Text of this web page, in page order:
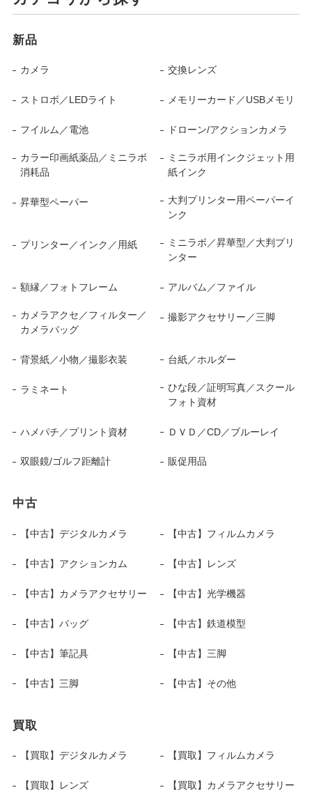
新品
カメラ 交換レンズ
ストロボ／LEDライト メモリーカード／USBメモリ
フイルム／電池 ドローン/アクションカメラ
カラー印画紙薬品／ミニラボ
消耗品
ミニラボ用インクジェット用
紙インク
昇華型ペーパー
大判プリンター用ペーパーイ
ンク
プリンター／インク／用紙
ミニラボ／昇華型／大判プリ
ンター
額縁／フォトフレーム アルバム／ファイル
カメラアクセ／フィルター／
カメラバッグ
撮影アクセサリー／三脚
背景紙／小物／撮影衣装 台紙／ホルダー
ラミネート
ひな段／証明写真／スクール
フォト資材
ハメパチ／プリント資材 ＤＶＤ／CD／ブルーレイ
双眼鏡/ゴルフ距離計 販促用品
中古
【中古】デジタルカメラ 【中古】フィルムカメラ
【中古】アクションカム 【中古】レンズ
【中古】カメラアクセサリー 【中古】光学機器
【中古】バッグ 【中古】鉄道模型
【中古】筆記具 【中古】三脚
【中古】三脚 【中古】その他
買取
【買取】デジタルカメラ 【買取】フィルムカメラ
【買取】レンズ 【買取】カメラアクセサリー